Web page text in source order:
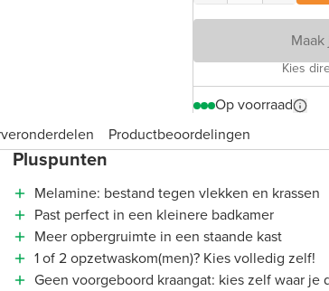
Kies
Op voorraad
Product­beoordelingen
Pluspunten
Melamine: bestand tegen vlekken en krassen
Past perfect in een kleinere badkamer
Meer opbergruimte in een staande kast
1 of 2 opzetwaskom(men)? Kies volledig zelf!
Geen voorgeboord kraangat: kies zelf waar je